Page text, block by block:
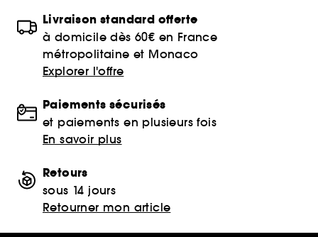
Livraison standard offerte
à domicile dès 60€ en France
métropolitaine et Monaco
Explorer l'offre
Paiements sécurisés
et paiements en plusieurs fois
En savoir plus
Retours
sous 14 jours
Retourner mon article